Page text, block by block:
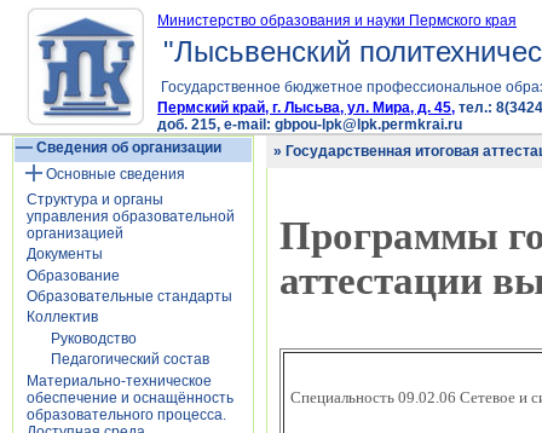
Министерство образования и науки Пермского края
"Лысьвенский
Государственное бюджетное профессиональное
Пермский край, г. Лысьва, ул. Мира, д. 45, тел.:
доб. 215, e-mail: gbpou-lpk@lpk.permkrai.ru
Сведения об организации
Основные сведения
Структура и органы
управления образовательной
организацией
Документы
Образование
Образовательные стандарты
Коллектив
Руководство
Педагогический состав
Материально-техническое
обеспечение и оснащённость
образовательного процесса.
» Государственная итоговая
Программы
аттестации
Специальность 09.02.06 Сетевое и